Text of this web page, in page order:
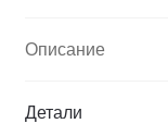
Описание
Детали